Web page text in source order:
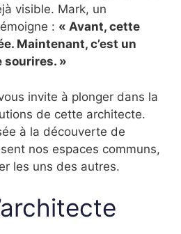
visible. Mark, un
: « Avant, cette
Maintenant, c’est un
sourires. »
invite à plonger dans la
de cette architecte.
à la découverte de
nos espaces communs,
les uns des autres.